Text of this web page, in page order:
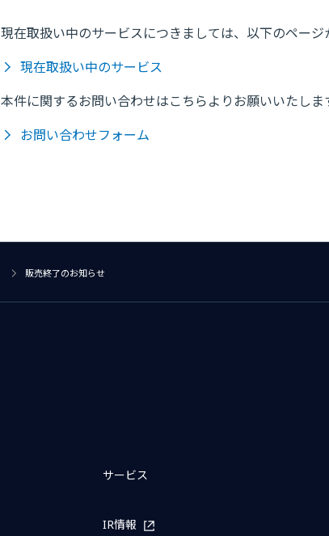
現在取扱い中のサービスにつきましては、以下のページ
現在取扱い中のサービス
本件に関するお問い合わせはこちらよりお願いいたしま
お問い合わせフォーム
販売終了のお知らせ
サービス
IR情報